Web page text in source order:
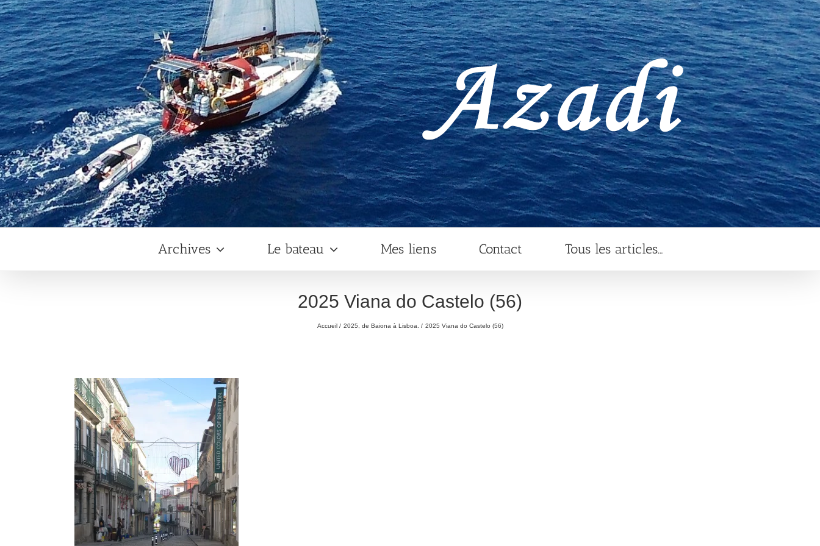
Archives Le bateau Mes liens Contact Tous les articles…
2025 Viana do Castelo (56)
Accueil 2025, de Baiona à Lisboa. 2025 Viana do Castelo (56)